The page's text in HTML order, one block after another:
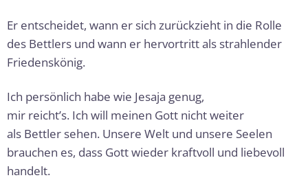
Er entscheidet, wann er sich zurückzieht in die Rolle
des Bettlers und wann er hervortritt als strahlender
Friedenskönig.
Ich persönlich habe wie Jesaja genug,
mir reicht’s. Ich will meinen Gott nicht weiter
als Bettler sehen. Unsere Welt und unsere Seelen
brauchen es, dass Gott wieder kraftvoll und liebevoll
handelt.